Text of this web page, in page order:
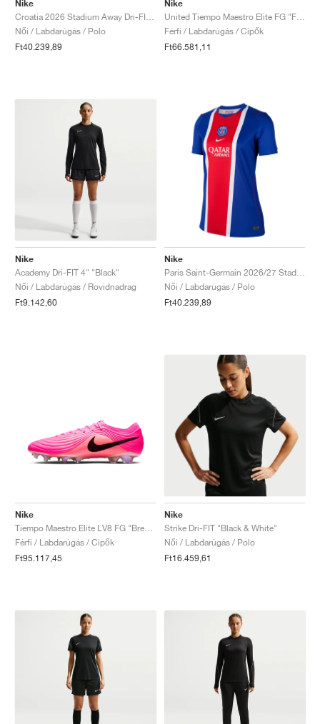
Nike
Női / Labdarúgás / Polo
Ft40.239,89
Nike
Férfi / Labdarúgás / Cipők
Ft66.581,11
Nike
Academy Dri-FIT 4" "Black"
Női / Labdarúgás / Rovidnadrag
Ft9.142,60
Nike
Női / Labdarúgás / Polo
Ft40.239,89
Nike
Férfi / Labdarúgás / Cipők
Ft95.117,45
Nike
Strike Dri-FIT "Black & White"
Női / Labdarúgás / Polo
Ft16.459,61